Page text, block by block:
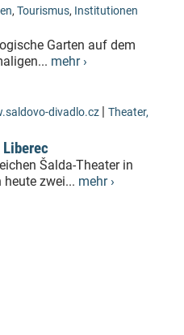
, Tourismus, Institutionen
Garten auf dem
mehr ›
divadlo.cz | Theater,
Liberec
Šalda-Theater in
heute zwei... mehr ›